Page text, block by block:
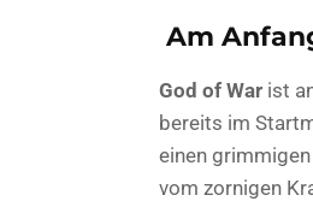
Am
God of War ist
bereits im
einen
vom zornigen